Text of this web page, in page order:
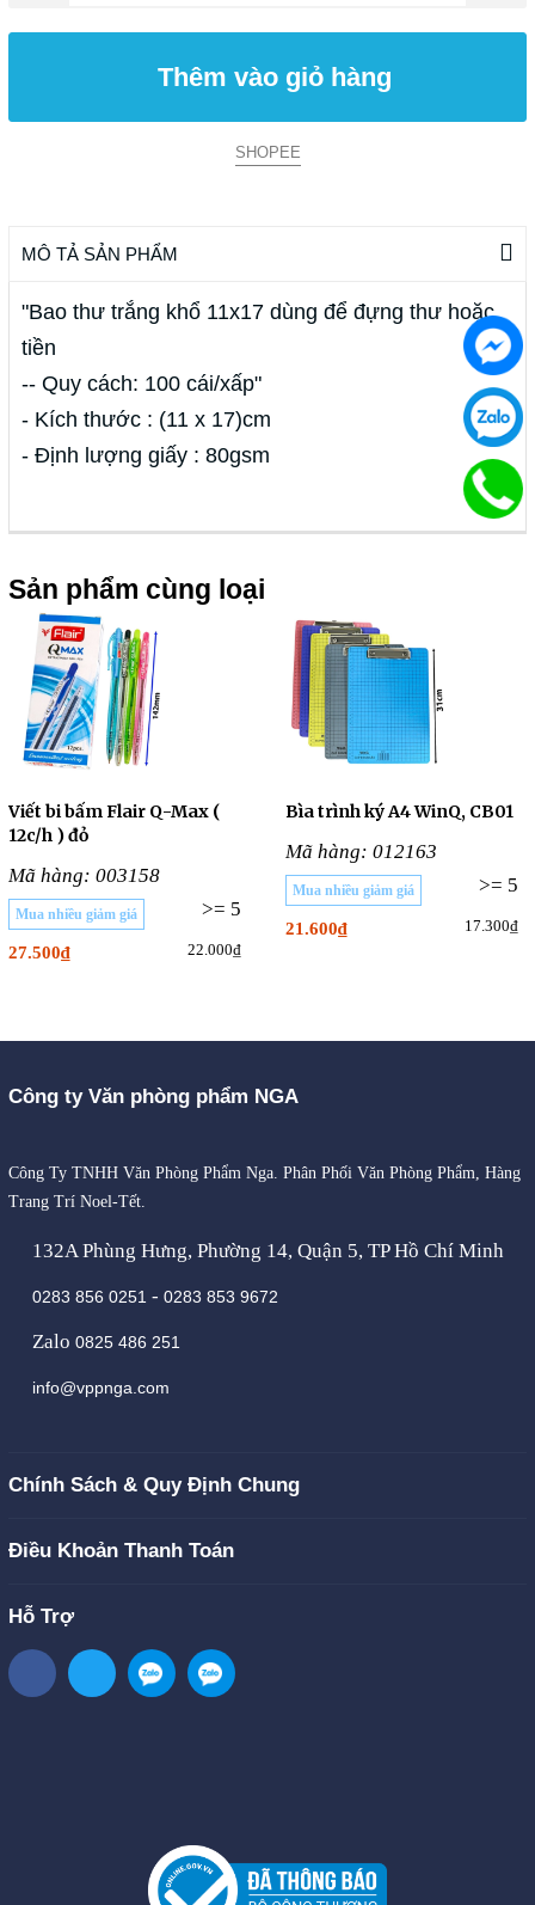
Thêm vào giỏ hàng
SHOPEE
MÔ TẢ SẢN PHẨM
"Bao thư trắng khổ 11x17 dùng để đựng thư hoặc
tiền
-- Quy cách: 100 cái/xấp"
- Kích thước : (11 x 17)cm
- Định lượng giấy : 80gsm
Sản phẩm cùng loại
Viết bi bấm Flair Q-Max (
12c/h ) đỏ
Mã hàng: 003158
>= 5
Mua nhiều giảm giá
27.500₫ 22.000₫
Bìa trình ký A4 WinQ, CB01
Mã hàng: 012163
>= 5
Mua nhiều giảm giá
21.600₫ 17.300₫
Công ty Văn phòng phẩm NGA
Công Ty TNHH Văn Phòng Phẩm Nga. Phân Phối Văn Phòng Phẩm, Hàng
Trang Trí Noel-Tết.
132A Phùng Hưng, Phường 14, Quận 5, TP Hồ Chí Minh
0283 856 0251 - 0283 853 9672
Zalo 0825 486 251
info@vppnga.com
Chính Sách & Quy Định Chung
Điều Khoản Thanh Toán
Hỗ Trợ